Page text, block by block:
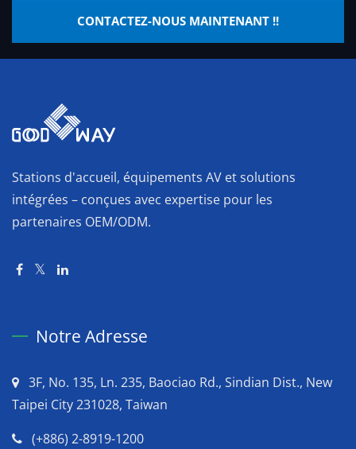
CONTACTEZ-NOUS MAINTENANT !!
Stations d'accueil, équipements AV et solutions
intégrées – conçues avec expertise pour les
partenaires OEM/ODM.
Notre Adresse
3F, No. 135, Ln. 235, Baociao Rd., Sindian Dist., New
Taipei City 231028, Taiwan
(+886) 2-8919-1200